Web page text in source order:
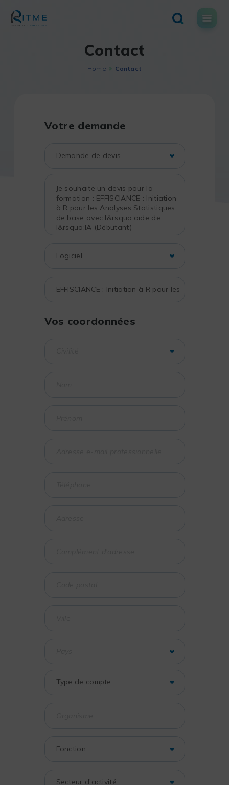
content
Contact
Home Contact
Votre demande
Vos coordonnées